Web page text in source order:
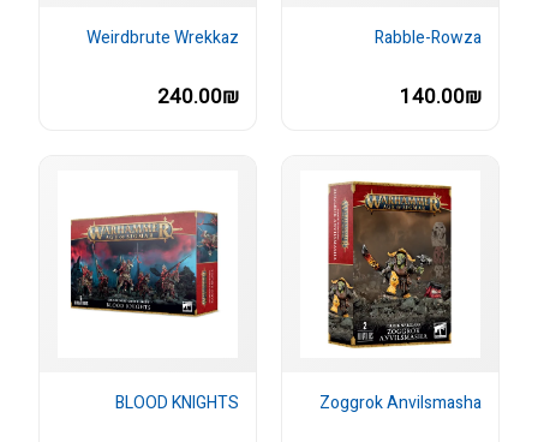
Rabble-Rowza
140.00₪
Weirdbrute Wrekkaz
240.00₪
Zoggrok Anvilsmasha
BLOOD KNIGHTS